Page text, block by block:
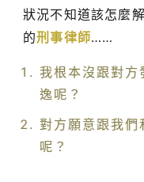
狀況不知道該怎麼
的刑事律師……
我根本沒跟對方
逸呢？
對方願意跟我們
呢？